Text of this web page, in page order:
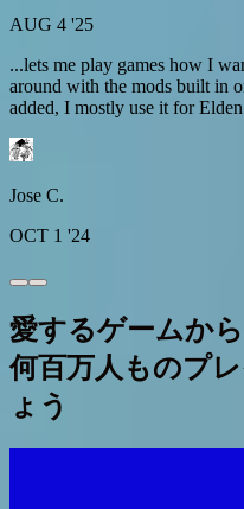
AUG 4 '25
...lets me play games how I
around with the mods built in
added, I mostly use it for
Jose C.
OCT 1 '24
愛するゲームか
何百万人ものプ
ょう